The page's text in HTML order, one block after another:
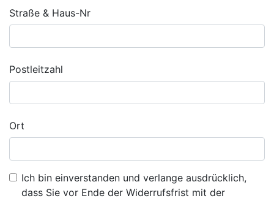
Straße & Haus-Nr
Postleitzahl
Ort
Ich bin einverstanden und verlange ausdrücklich,
dass Sie vor Ende der Widerrufsfrist mit der